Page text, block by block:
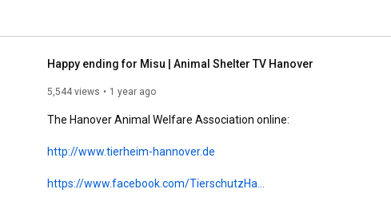
Happy ending for Misu | Animal Shelter TV Hanover
5,544 views 1 year ago
The Hanover Animal Welfare Association online:
http://www.tierheim-hannover.de
https://www.facebook.com/TierschutzHa...